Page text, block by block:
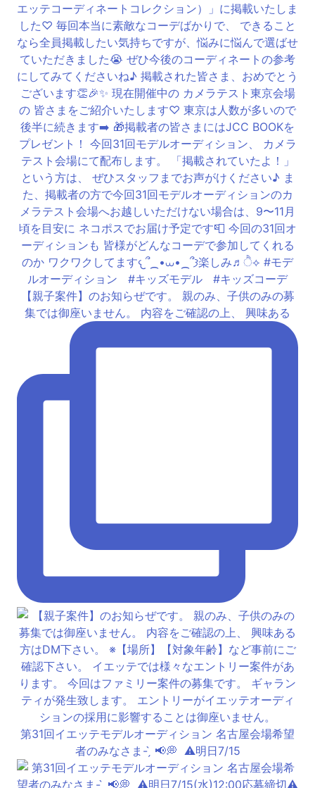
【親子案件】のお知らぜです。 親のみ、子供のみの募
集では御座いません。 内容をご確認の上、 興味ある
第31回イエッテモデルオーディション 名古屋会場希望
者のみなさま- ̗̀ 📢💭 ⁡ ⚠️明日7/15